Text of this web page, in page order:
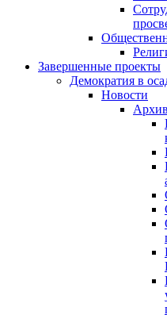
Завершенные проекты
Демократия в
Новости